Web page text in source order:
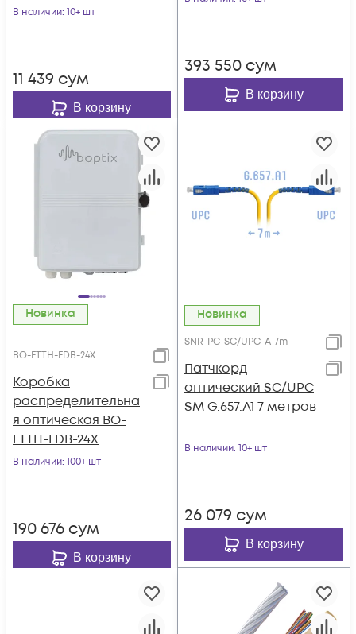
зеленый
В наличии: 10+ шт
11 439 сум
В корзину
393 550 сум
В корзину
Новинка
BO-FTTH-FDB-24X
Коробка
распределительна
я оптическая BO-
FTTH-FDB-24X
В наличии: 100+ шт
190 676 сум
В корзину
Новинка
SNR-PC-SC/UPC-A-7m
Патчкорд
оптический SC/UPC
SM G.657.A1 7 метров
В наличии: 10+ шт
26 079 сум
В корзину